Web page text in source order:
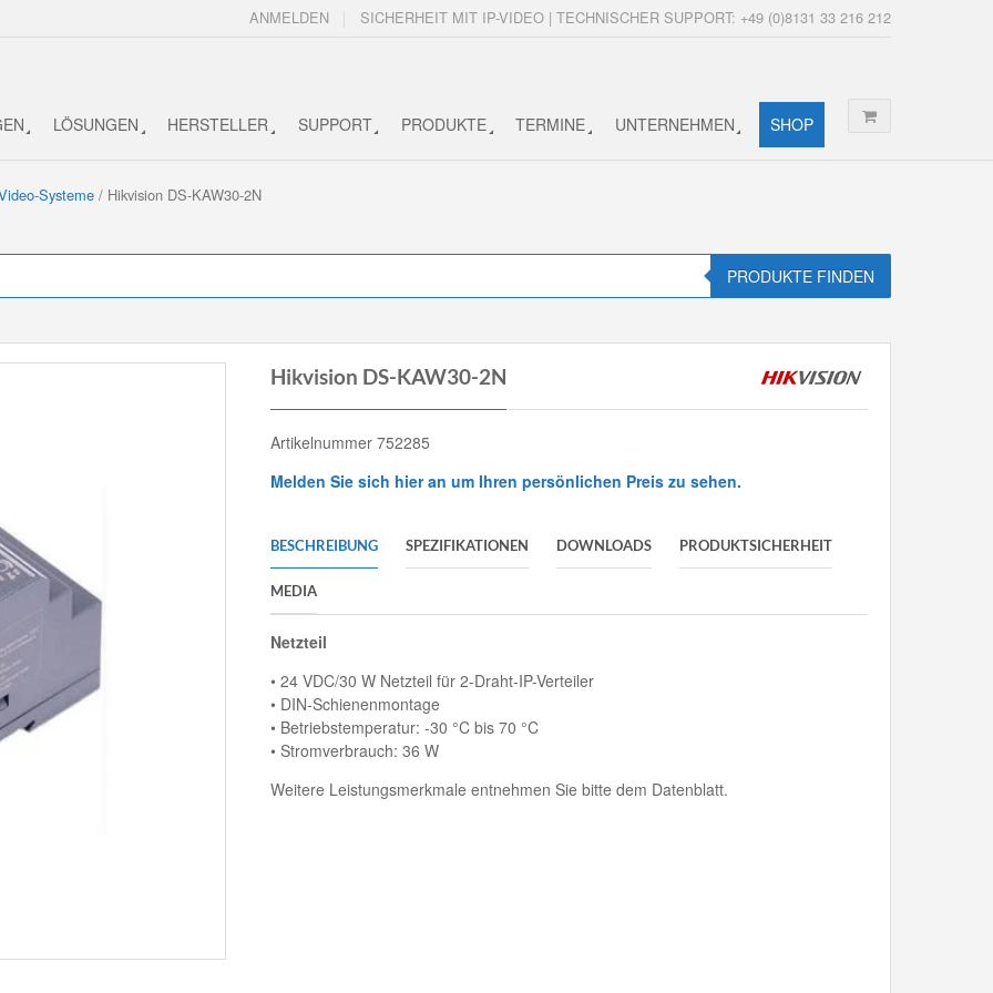
SICHERHEIT MIT IP-VIDEO | TECHNISCHER SUPPORT: +49 (0)8131 33 216 212
ANMELDEN
LÖSUNGEN HERSTELLER SUPPORT PRODUKTE TERMINE UNTERNEHMEN SHOP
Systeme / Hikvision DS-KAW30-2N
PRODUKTE FINDEN
Hikvision DS-KAW30-2N
Artikelnummer 752285
Melden Sie sich hier an um Ihren persönlichen Preis zu sehen.
BESCHREIBUNG SPEZIFIKATIONEN DOWNLOADS PRODUKTSICHERHEIT
MEDIA
Netzteil
• 24 VDC/30 W Netzteil für 2-Draht-IP-Verteiler
• DIN-Schienenmontage
• Betriebstemperatur: -30 °C bis 70 °C
• Stromverbrauch: 36 W
Weitere Leistungsmerkmale entnehmen Sie bitte dem Datenblatt.